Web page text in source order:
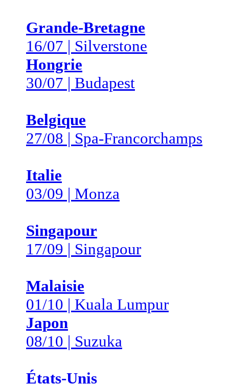
Grande-Bretagne
16/07 | Silverstone
Hongrie
30/07 | Budapest
Belgique
27/08 | Spa-Francorchamps
Italie
03/09 | Monza
Singapour
17/09 | Singapour
Malaisie
01/10 | Kuala Lumpur
Japon
08/10 | Suzuka
États-Unis